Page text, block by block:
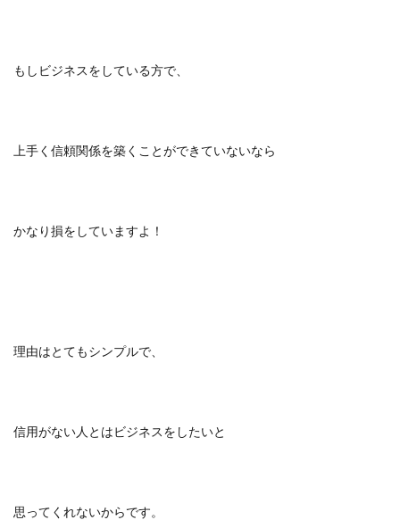
もしビジネスをしている方で、
上手く信頼関係を築くことができていないなら
かなり損をしていますよ！
理由はとてもシンプルで、
信用がない人とはビジネスをしたいと
思ってくれないからです。